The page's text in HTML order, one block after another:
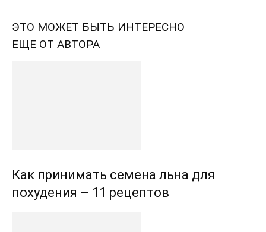
ЭТО МОЖЕТ БЫТЬ ИНТЕРЕСНО
ЕЩЕ ОТ АВТОРА
Как принимать семена льна для
похудения – 11 рецептов